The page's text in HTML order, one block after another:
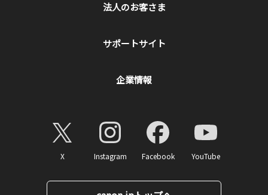
法人のお客さま
サポートサイト
企業情報
X Instagram Facebook YouTube